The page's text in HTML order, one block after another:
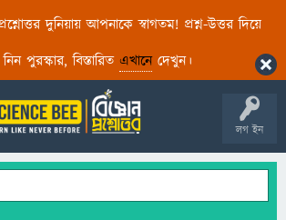
দুনিয়ায় আপনাকে স্বাগতম! প্রশ্ন-উত্তর দিয়ে
পুরস্কার, বিস্তারিত এখানেদেখুন।
লগ ইন